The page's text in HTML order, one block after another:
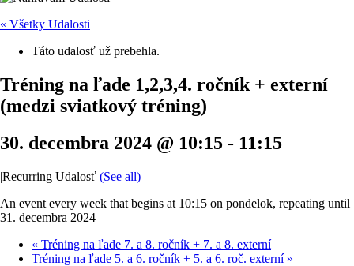
« Všetky Udalosti
Táto udalosť už prebehla.
Tréning na ľade 1,2,3,4. ročník + externí
(medzi sviatkový tréning)
30. decembra 2024 @ 10:15 - 11:15
|Recurring Udalosť (See all)
An event every week that begins at 10:15 on pondelok, repeating until
31. decembra 2024
« Tréning na ľade 7. a 8. ročník + 7. a 8. externí
Tréning na ľade 5. a 6. ročník + 5. a 6. roč. externí »